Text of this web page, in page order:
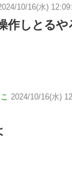
10/16(水)
作しとるや
2024/10/16(水)